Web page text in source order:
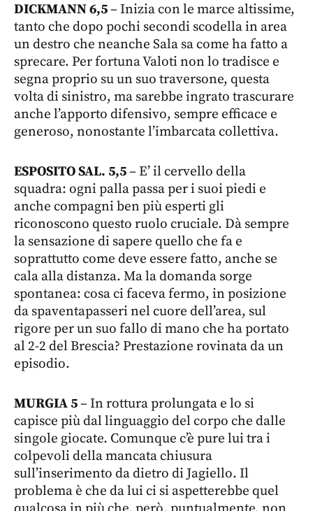
DICKMANN 6,5– Inizia con le marce altissime,
tanto che dopo pochi secondi scodella in area
un destro che neanche Sala sa come ha fatto a
sprecare. Per fortuna Valoti non lo tradisce e
segna proprio su un suo traversone, questa
volta di sinistro, ma sarebbe ingrato trascurare
anche l’apporto difensivo, sempre efficace e
generoso, nonostante l’imbarcata collettiva.
ESPOSITO SAL. 5,5– E’ il cervello della
squadra: ogni palla passa per i suoi piedi e
anche compagni ben più esperti gli
riconoscono questo ruolo cruciale. Dà sempre
la sensazione di sapere quello che fa e
soprattutto come deve essere fatto, anche se
cala alla distanza. Ma la domanda sorge
spontanea: cosa ci faceva fermo, in posizione
da spaventapasseri nel cuore dell’area, sul
rigore per un suo fallo di mano che ha portato
al 2-2 del Brescia? Prestazione rovinata da un
episodio.
MURGIA 5– In rottura prolungata e lo si
capisce più dal linguaggio del corpo che dalle
singole giocate. Comunque c’è pure lui tra i
colpevoli della mancata chiusura
sull’inserimento da dietro di Jagiello. Il
problema è che da lui ci si aspetterebbe quel